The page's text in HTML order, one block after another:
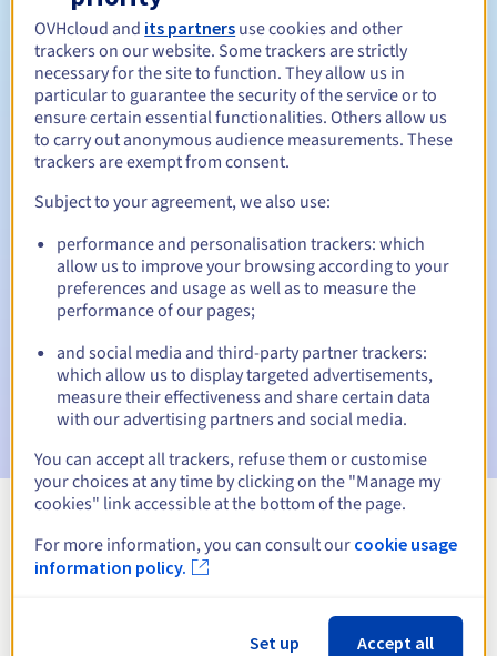
Verlengingsperiode Tussen 1 en 10 jaar
Inlosperiode 30 dagen
Waarschuwings-e-mails:60, 30, 15, 7 en 3 dagen vóór de
vervaldatum
E-mail op de vervaldatumom de schorsing van de
domeinnaam te melden
E-mail na de Redemption Grace Periodom de
verwijdering van de domeinnaam te melden
Bekijk alle extensies
OVHcloud and its partners use cookies and other
trackers on our website. Some trackers are strictly
necessary for the site to function. They allow us in
particular to guarantee the security of the service or to
ensure certain essential functionalities. Others allow us
to carry out anonymous audience measurements. These
trackers are exempt from consent.
Subject to your agreement, we also use:
performance and personalisation trackers: which
allow us to improve your browsing according to your
preferences and usage as well as to measure the
performance of our pages;
and social media and third-party partner trackers:
which allow us to display targeted advertisements,
measure their effectiveness and share certain data
with our advertising partners and social media.
You can accept all trackers, refuse them or customise
your choices at any time by clicking on the "Manage my
cookies" link accessible at the bottom of the page.
For more information, you can consult our cookie usage
information policy.
Set up Accept all